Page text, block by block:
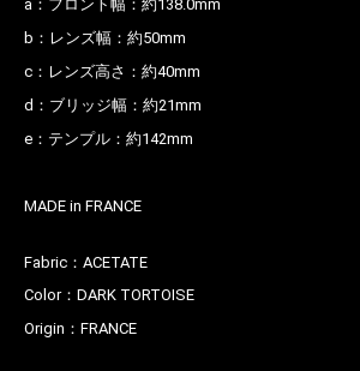
a：フロント幅：約138.0mm
b：レンズ幅：約50mm
c：レンズ高さ：約40mm
d：ブリッジ幅：約21mm
e：テンプル：約142mm
MADE in FRANCE
Fabric： ACETATE
Color： DARK TORTOISE
Origin： FRANCE
お買い物を続ける